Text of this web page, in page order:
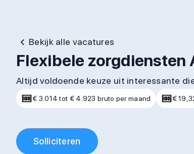
Bekijk alle vacatures
Flexibele zorgdiensten
Altijd voldoende keuze uit interessante
€ 3.014 tot € 4.923 bruto per maand €
Solliciteren